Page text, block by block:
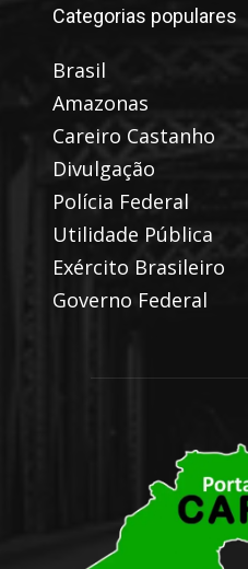
Categorias populares
Brasil
Amazonas
Careiro Castanho
Divulgação
Polícia Federal
Utilidade Pública
Exército Brasileiro
Governo Federal